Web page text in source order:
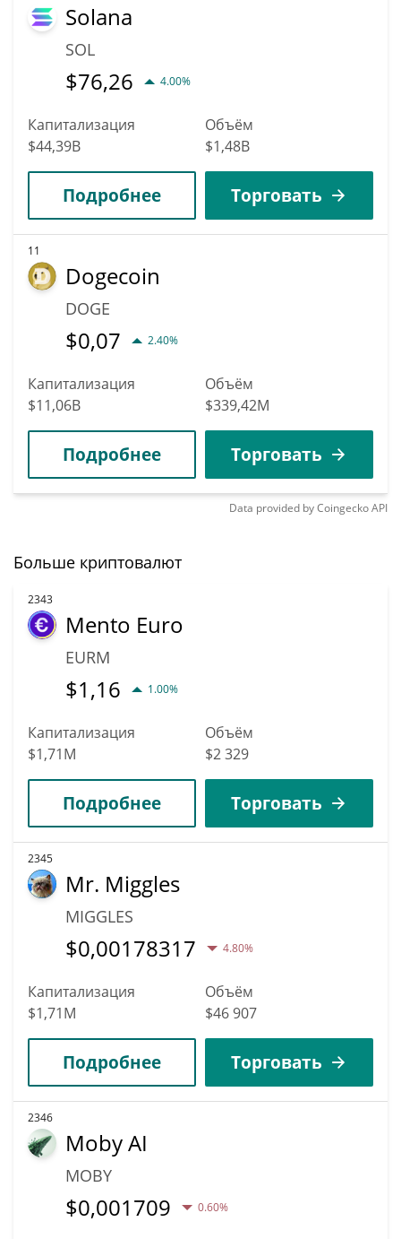
Solana
SOL
$76,26 4.00%
Капитализация
$44,39B
Объём
$1,48B
Подробнее Торговать
11
Dogecoin
DOGE
$0,07 2.40%
Капитализация
$11,06B
Объём
$339,42M
Подробнее Торговать
Data provided byCoingeckoAPI
Больше криптовалют
2343
Mento Euro
EURM
$1,16 1.00%
Капитализация
$1,71M
Объём
$2 329
Подробнее Торговать
2345
Mr. Miggles
MIGGLES
$0,00178317 4.80%
Капитализация
$1,71M
Объём
$46 907
Подробнее Торговать
2346
Moby AI
MOBY
$0,001709 0.60%